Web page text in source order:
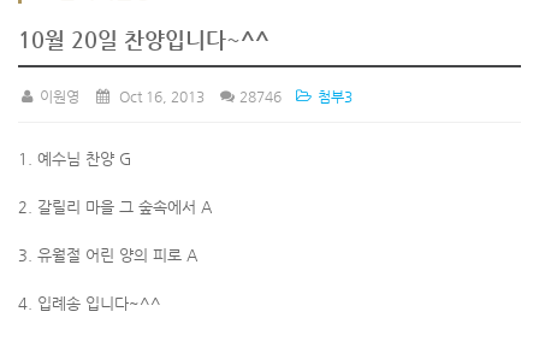
10월 20일 찬양입니다~^^
이원영 Oct 16, 2013 28746 첨부3
1. 예수님 찬양 G
2. 갈릴리 마을 그 숲속에서 A
3. 유월절 어린 양의 피로 A
4. 입례송 입니다~^^